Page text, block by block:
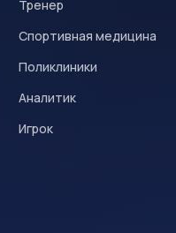
Тренер
Спортивная медицина
Поликлиники
Аналитик
Игрок